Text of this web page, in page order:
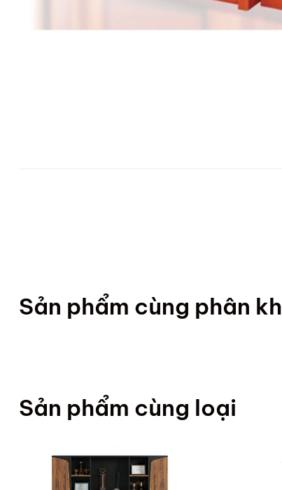
Sản phẩm cùng phân
Sản phẩm cùng loại